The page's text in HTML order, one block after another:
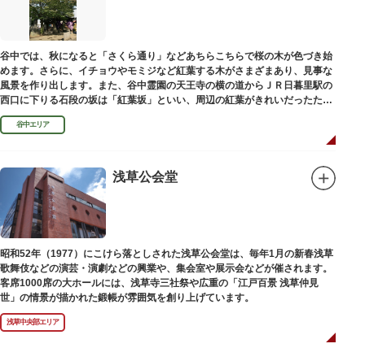
谷中では、秋になると「さくら通り」などあちらこちらで桜の木が色づき始
めます。さらに、イチョウやモミジなど紅葉する木がさまざまあり、見事な
風景を作り出します。また、谷中霊園の天王寺の横の道からＪＲ日暮里駅の
西口に下りる石段の坂は「紅葉坂」といい、周辺の紅葉がきれいだったため
このように命名されたという説があります。
谷中エリア
浅草公会堂
昭和52年（1977）にこけら落としされた浅草公会堂は、毎年1月の新春浅草
歌舞伎などの演芸・演劇などの興業や、集会室や展示会などが催されます。
客席1000席の大ホールには、浅草寺三社祭や広重の「江戸百景 浅草仲見
世」の情景が描かれた鍛帳が雰囲気を創り上げています。
浅草中央部エリア